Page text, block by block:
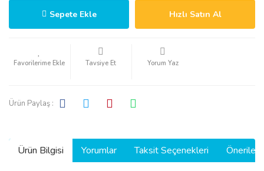
Sepete Ekle Hızlı Satın Al
Tavsiye Et Yorum Yaz
Ürün Paylaş :
Ürün Bilgisi Yorumlar Taksit Seçenekleri